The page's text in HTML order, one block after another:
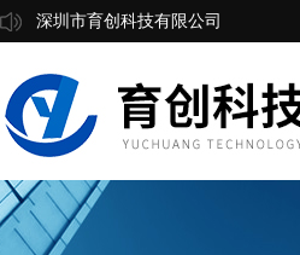
深圳市育创科技有限公司